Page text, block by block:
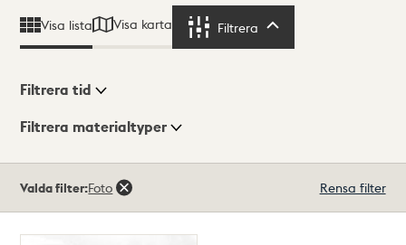
Visa lista Visa karta Filtrera
Visningsläge
Filtrera tid
Filtrera materialtyper
träffar
Valda filter:Foto Rensa filter